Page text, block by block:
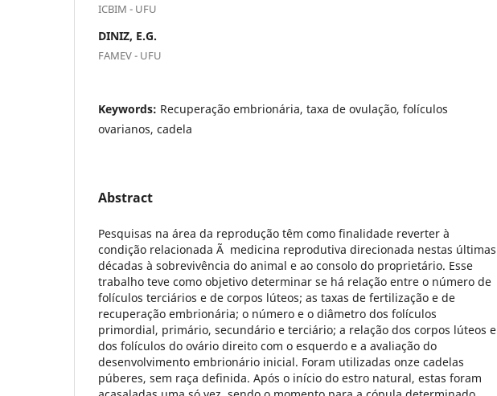
ICBIM - UFU
DINIZ, E.G.
FAMEV - UFU
Keywords: Recuperação embrionária, taxa de ovulação, folículos
ovarianos, cadela
Abstract
Pesquisas na área da reprodução têm como finalidade reverter à
condição relacionada Ã medicina reprodutiva direcionada nestas últimas
décadas à sobrevivência do animal e ao consolo do proprietário. Esse
trabalho teve como objetivo determinar se há relação entre o número de
folículos terciários e de corpos lúteos; as taxas de fertilização e de
recuperação embrionária; o número e o diâmetro dos folículos
primordial, primário, secundário e terciário; a relação dos corpos lúteos e
dos folículos do ovário direito com o esquerdo e a avaliação do
desenvolvimento embrionário inicial. Foram utilizadas onze cadelas
púberes, sem raça definida. Após o início do estro natural, estas foram